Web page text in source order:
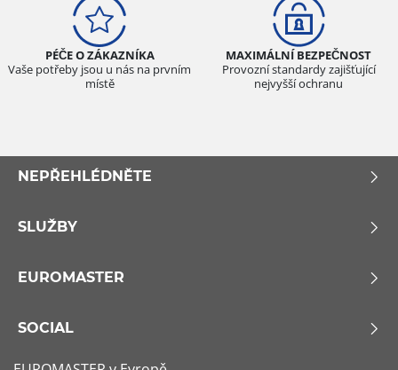
PÉČE O ZÁKAZNÍKA
Vaše potřeby jsou u nás na prvním
místě
MAXIMÁLNÍ BEZPEČNOST
Provozní standardy zajišťující
nejvyšší ochranu
NEPŘEHLÉDNĚTE
SLUŽBY
EUROMASTER
SOCIAL